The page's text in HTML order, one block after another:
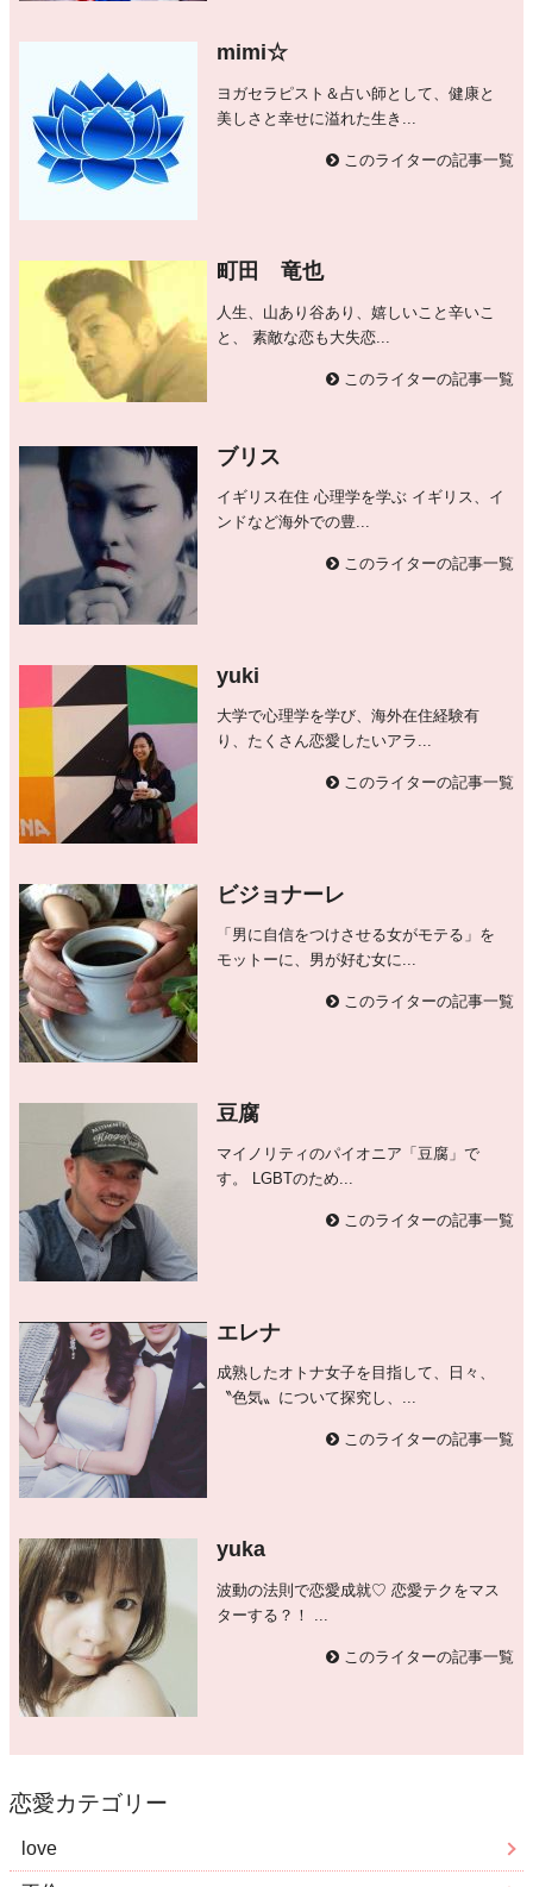
mimi☆
ヨガセラピスト＆占い師として、健康と
美しさと幸せに溢れた生き...
このライターの記事一覧
町田 竜也
人生、山あり谷あり、嬉しいこと辛いこ
と、 素敵な恋も大失恋...
このライターの記事一覧
ブリス
イギリス在住 心理学を学ぶ イギリス、イ
ンドなど海外での豊...
このライターの記事一覧
yuki
大学で心理学を学び、海外在住経験有
り、たくさん恋愛したいアラ...
このライターの記事一覧
ビジョナーレ
「男に自信をつけさせる女がモテる」を
モットーに、男が好む女に...
このライターの記事一覧
豆腐
マイノリティのパイオニア「豆腐」で
す。 LGBTのため...
このライターの記事一覧
エレナ
成熟したオトナ女子を目指して、日々、
〝色気〟について探究し、...
このライターの記事一覧
yuka
波動の法則で恋愛成就♡ 恋愛テクをマス
ターする？！ ...
このライターの記事一覧
恋愛カテゴリー
love